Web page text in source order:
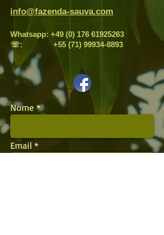
info@fazenda-sauva.com
Whatsapp: +49 (0) 176 61925263
☏:
+55 (71) 99934-8893
Nome
Email